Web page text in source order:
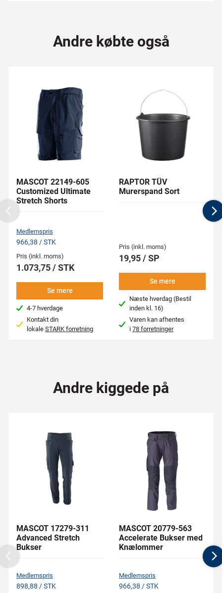
Andre købte også
MASCOT 22149-605
Customized Ultimate
Stretch Shorts
Medlemspris
966,38 / STK
Pris (inkl. moms)
1.073,75 / STK
Se mere
4-7 hverdage
Kontakt din
lokale STARK forretning
RAPTOR TÜV
Murerspand Sort
Pris (inkl. moms)
19,95 / SP
Se mere
Næste hverdag (Bestil
inden kl. 16)
Varen kan afhentes
i78 forretninger
Previous
Andre kiggede på
MASCOT 17279-311
Advanced Stretch
Bukser
Medlemspris
898,88 / STK
MASCOT 20779-563
Accelerate Bukser med
Knælommer
Medlemspris
966,38 / STK
Previous